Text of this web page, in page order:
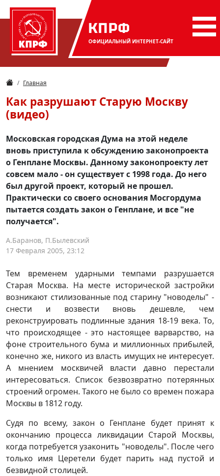
КПРФ
ОФИЦИАЛЬНЫЙ ИНТЕРНЕТ-САЙТ
Главная
Как разрушают Старую Москву
(видео)
Московская городская Дума на этой неделе
вновь приступила к обсуждению законопроекта
о Генплане Москвы. Данному законопроекту лет
совсем мало - он существует с 1998 года. До него
был другой проект, который не прошел.
Практически со своего основания Мосгордума
пытается создать закон о Генплане, и все "не
получается".
А.Баранов, П.Былевский
17 Февраля 2005, 23:12
Тем временем ударными темпами разрушается
Старая Москва. На месте исторической застройки
возникают стилизованные под старину "новоделы" -
снести и возвести вновь дешевле, чем
реконструировать подлинные здания 18-19 века. То,
что происходящее - это настоящее варварство, на
фоне строительного бума и миллионных прибылей,
конечно же, никого из власть имущих не интересует.
А мнением москвичей власти давно перестали
интересоваться. Список безвозвратно потерянных
строений огромен. Такого не было со времен пожара
Москвы в 1812 году.
Судя по всему, закон о Генплане будет принят к
окончанию процесса ликвидации Старой Москвы,
когда потребуется узаконить "новоделы". После чего
только имя Церетели будет парить над пустой и
безвидной столицей.